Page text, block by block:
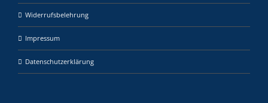
Widerrufsbelehrung
Impressum
Datenschutzerklärung